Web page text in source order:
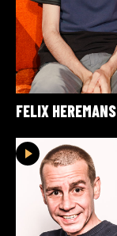
FELIX HEREMANS